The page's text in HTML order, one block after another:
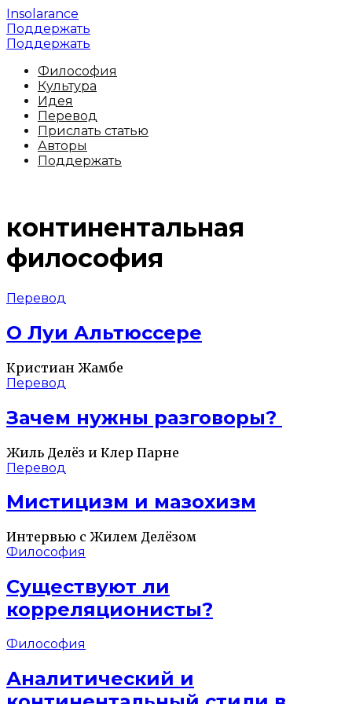
Insolarance
Поддержать
Поддержать
Философия
Культура
Идея
Перевод
Прислать статью
Авторы
Поддержать
континентальная
философия
Перевод
О Луи Альтюссере
Кристиан Жамбе
Перевод
Зачем нужны разговоры?
Жиль Делёз и Клер Парне
Перевод
Мистицизм и мазохизм
Интервью с Жилем Делёзом
Философия
Существуют ли
корреляционисты?
Философия
Аналитический и